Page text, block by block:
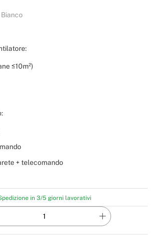
Bianco
≤10m²)
+ telecomando
in 3/5 giorni lavorativi